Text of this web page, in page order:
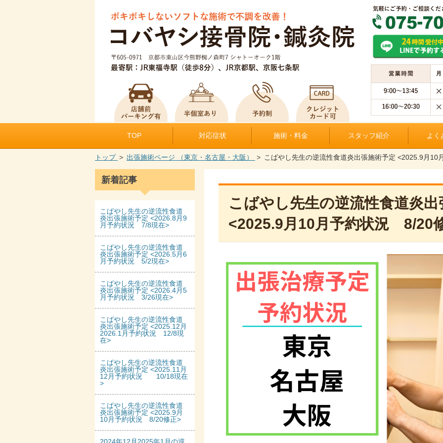
TOP 対応症状 施術・料金 スタッフ紹介 よく
トップ 出張施術ページ （東京・名古屋・大阪） こばやし先生の逆流性食道炎出張施術予定 <2025.9月
こばやし先生の逆流性食道炎出
<2025.9月10月予約状況 8/20
新着記事
こばやし先生の逆流性食道
炎出張施術予定 <2026.8月9
月予約状況 7/8現在>
こばやし先生の逆流性食道
炎出張施術予定 <2026.5月6
月予約状況 5/2現在>
こばやし先生の逆流性食道
炎出張施術予定 <2026.4月5
月予約状況 3/26現在>
こばやし先生の逆流性食道
炎出張施術予定 <2025.12月
2026.1月予約状況 12/8現
在>
こばやし先生の逆流性食道
炎出張施術予定 <2025.11月
12月予約状況 10/18現在
>
こばやし先生の逆流性食道
炎出張施術予定 <2025.9月
10月予約状況 8/20修正>